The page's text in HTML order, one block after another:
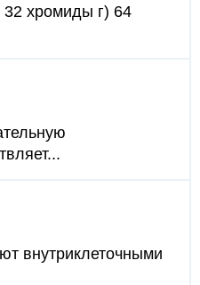
хромиды г) 64
внутриклеточными